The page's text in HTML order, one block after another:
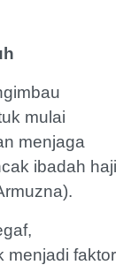
mulai
menjaga
ibadah haji
menjadi faktor